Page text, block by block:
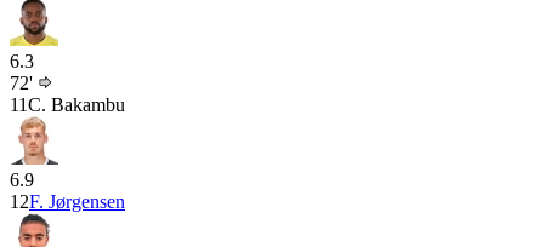
6.3
72'
11C. Bakambu
6.9
12F. Jørgensen